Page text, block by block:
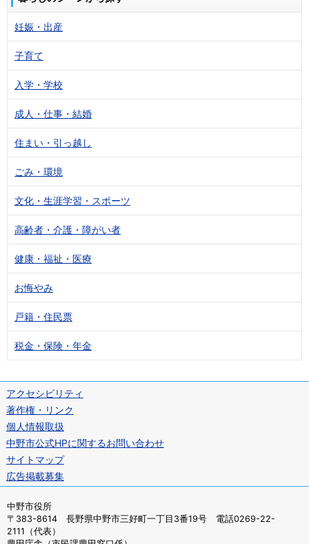
妊娠・出産
子育て
入学・学校
成人・仕事・結婚
住まい・引っ越し
ごみ・環境
文化・生涯学習・スポーツ
高齢者・介護・障がい者
健康・福祉・医療
お悔やみ
戸籍・住民票
税金・保険・年金
アクセシビリティ
著作権・リンク
個人情報取扱
中野市公式HPに関するお問い合わせ
サイトマップ
広告掲載募集
中野市役所
〒383-8614 長野県中野市三好町一丁目3番19号 電話0269-22-
2111（代表）